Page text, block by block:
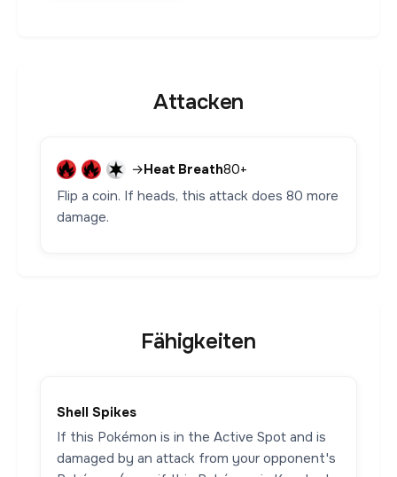
Attacken
→Heat Breath80+
Flip a coin. If heads, this attack does 80 more
damage.
Fähigkeiten
Shell Spikes
If this Pokémon is in the Active Spot and is
damaged by an attack from your opponent's